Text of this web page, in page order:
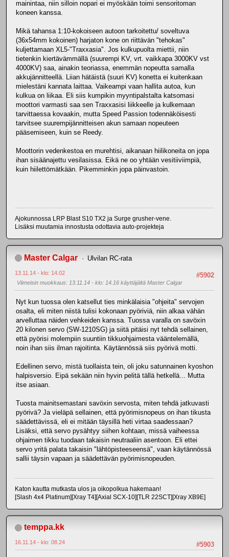
mainintaa, niin silloin nopari ei myöskään toimi sensoritoman
koneen kanssa.
Mikä tahansa 1:10-kokoiseen autoon tarkoitettu/ soveltuva
(36x54mm kokoinen) harjaton kone on riittävän "tehokas"
kuljettamaan XL5-"Traxxasia". Jos kulkupuolta miettii, niin
tietenkin kiertävämmällä (suurempi KV, vrt. vaikkapa 3000KV vst
4000KV) saa, ainakin teoriassa, enemmän nopeutta samalla
akkujännitteellä. Liian hätäistä (suuri KV) konetta ei kuitenkaan
mielestäni kannata laittaa. Vaikeampi vaan hallita autoa, kun
kulkua on liikaa. Eli siis kumpikin myyntipalstalta katsomasi
moottori varmasti saa sen Traxxasisi liikkeelle ja kulkemaan
tarvittaessa kovaakin, mutta Speed Passion todennäköisesti
tarvitsee suurempijännitteisen akun samaan nopeuteen
pääsemiseen, kuin se Reedy.
Moottorin vedenkestoa en murehtisi, aikanaan hiilikoneita on jopa
ihan sisäänajettu vesilasissa. Eikä ne oo yhtään vesitiiviimpiä,
kuin hiilettömätkään. Pikemminkin jopa päinvastoin.
Ajokunnossa LRP Blast S10 TX2 ja Surge grusher-vene.
Lisäksi muutamia innostusta odottavia auto-projekteja
Master Calgar Ulvilan RC-rata
#5902
13.11.14 - klo: 14.02
Viimeisin muokkaus: 13.11.14 - klo: 14.16 käyttäjältä Master Calgar
Nyt kun tuossa olen katsellut ties minkälaisia "ohjeita" servojen
osalta, eli miten niistä tulisi kokonaan pyöriviä, niin alkaa vähän
arvelluttaa näiden vehkeiden kanssa. Tuossa varalla on savöxin
20 kilonen servo (SW-1210SG) ja siitä pitäisi nyt tehdä sellainen,
että pyörisi molempiin suuntiin tikkuohjaimesta vääntelemällä,
noin ihan siis ilman rajoitinta. Käytännössä siis pyörivä motti.
Edellinen servo, mistä tuollaista tein, oli joku satunnainen kyoshon
halpisversio. Eipä sekään niin hyvin pelitä tällä hetkellä... Mutta
itse asiaan.
Tuosta mainitsemastani savöxin servosta, miten tehdä jatkuvasti
pyörivä? Ja vieläpä sellainen, että pyörimisnopeus on ihan tikusta
säädettävissä, eli ei mitään täysillä heti virtaa saadessaan?
Lisäksi, että servo pysähtyy siihen kohtaan, missä vaiheessa
ohjaimen tikku tuodaan takaisin neutraaliin asentoon. Eli ettei
servo yritä palata takaisin "lähtöpisteeseensä", vaan käytännössä
sallii täysin vapaan ja säädettävän pyörimisnopeuden.
Katon kautta mutkasta ulos ja oikopolkua hakemaan!
[Slash 4x4 Platinum][Xray T4][Axial SCX-10][TLR 22SCT][Xray XB9E]
temppa.kk
#5903
16.11.14 - klo: 08.24